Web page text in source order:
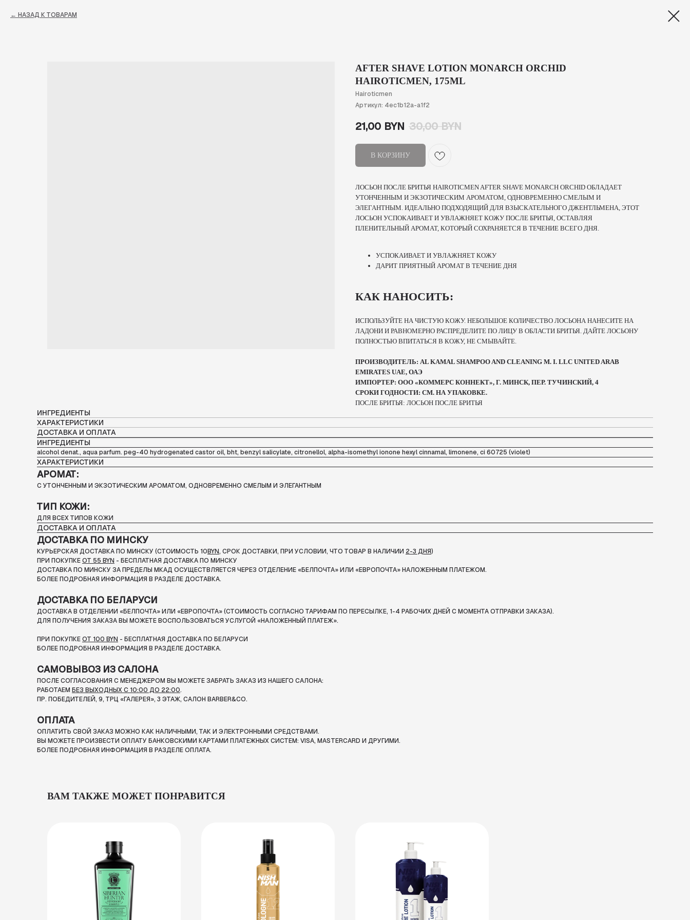
НАЗАД К ТОВАРАМ
AFTER SHAVE LOTION MONARCH ORCHID
HAIROTICMEN, 175ML
Hairoticmen
Артикул: 4ec1b12a-a1f2
21,00 BYN 30,00 BYN
В КОРЗИНУ
ЛОСЬОН ПОСЛЕ БРИТЬЯ HAIROTICMEN AFTER SHAVE MONARCH ORCHID ОБЛАДАЕТ
УТОНЧЕННЫМ И ЭКЗОТИЧЕСКИМ АРОМАТОМ, ОДНОВРЕМЕННО СМЕЛЫМ И
ЭЛЕГАНТНЫМ. ИДЕАЛЬНО ПОДХОДЯЩИЙ ДЛЯ ВЗЫСКАТЕЛЬНОГО ДЖЕНТЛЬМЕНА, ЭТОТ
ЛОСЬОН УСПОКАИВАЕТ И УВЛАЖНЯЕТ КОЖУ ПОСЛЕ БРИТЬЯ, ОСТАВЛЯЯ
ПЛЕНИТЕЛЬНЫЙ АРОМАТ, КОТОРЫЙ СОХРАНЯЕТСЯ В ТЕЧЕНИЕ ВСЕГО ДНЯ.
УСПОКАИВАЕТ И УВЛАЖНЯЕТ КОЖУ
ДАРИТ ПРИЯТНЫЙ АРОМАТ В ТЕЧЕНИЕ ДНЯ
КАК НАНОСИТЬ:
ИСПОЛЬЗУЙТЕ НА ЧИСТУЮ КОЖУ. НЕБОЛЬШОЕ КОЛИЧЕСТВО ЛОСЬОНА НАНЕСИТЕ НА
ЛАДОНИ И РАВНОМЕРНО РАСПРЕДЕЛИТЕ ПО ЛИЦУ В ОБЛАСТИ БРИТЬЯ. ДАЙТЕ ЛОСЬОНУ
ПОЛНОСТЬЮ ВПИТАТЬСЯ В КОЖУ, НЕ СМЫВАЙТЕ.
ПРОИЗВОДИТЕЛЬ: AL KAMAL SHAMPOO AND CLEANING M. I. LLC UNITED ARAB
EMIRATES UAE, ОАЭ
ИМПОРТЕР: ООО «КОММЕРС КОННЕКТ», Г. МИНСК, ПЕР. ТУЧИНСКИЙ, 4
СРОКИ ГОДНОСТИ: СМ. НА УПАКОВКЕ.
ПОСЛЕ БРИТЬЯ: ЛОСЬОН ПОСЛЕ БРИТЬЯ
ИНГРЕДИЕНТЫ
ХАРАКТЕРИСТИКИ
ДОСТАВКА И ОПЛАТА
ИНГРЕДИЕНТЫ
alcohol denat., aqua parfum. peg-40 hydrogenated castor oil, bht, benzyl salicylate, citronellol, alpha-isomethyl ionone hexyl cinnamal, limonene, ci 60725 (violet)
ХАРАКТЕРИСТИКИ
АРОМАТ:
С УТОНЧЕННЫМ И ЭКЗОТИЧЕСКИМ АРОМАТОМ, ОДНОВРЕМЕННО СМЕЛЫМ И ЭЛЕГАНТНЫМ
ТИП КОЖИ:
ДЛЯ ВСЕХ ТИПОВ КОЖИ
ДОСТАВКА И ОПЛАТА
ДОСТАВКА ПО МИНСКУ
КУРЬЕРСКАЯ ДОСТАВКА ПО МИНСКУ (СТОИМОСТЬ 10BYN, СРОК ДОСТАВКИ, ПРИ УСЛОВИИ, ЧТО ТОВАР В НАЛИЧИИ 2-3 ДНЯ)
ПРИ ПОКУПКЕОТ 55 BYN - БЕСПЛАТНАЯ ДОСТАВКА ПО МИНСКУ
ДОСТАВКА ПО МИНСКУ ЗА ПРЕДЕЛЫ МКАД ОСУЩЕСТВЛЯЕТСЯ ЧЕРЕЗ ОТДЕЛЕНИЕ «БЕЛПОЧТА»ИЛИ «ЕВРОПОЧТА» НАЛОЖЕННЫМ ПЛАТЕЖОМ.
БОЛЕЕ ПОДРОБНАЯ ИНФОРМАЦИЯ В РАЗДЕЛЕ ДОСТАВКА.
ДОСТАВКА ПО БЕЛАРУСИ
ДОСТАВКА В ОТДЕЛЕНИИ «БЕЛПОЧТА» ИЛИ «ЕВРОПОЧТА» (СТОИМОСТЬ СОГЛАСНО ТАРИФАМ ПО ПЕРЕСЫЛКЕ, 1-4 РАБОЧИХ ДНЕЙ С МОМЕНТА ОТПРАВКИ ЗАКАЗА).
ДЛЯ ПОЛУЧЕНИЯ ЗАКАЗА ВЫ МОЖЕТЕ ВОСПОЛЬЗОВАТЬСЯ УСЛУГОЙ «НАЛОЖЕННЫЙ ПЛАТЕЖ».
ПРИ ПОКУПКЕОТ 100 BYN - БЕСПЛАТНАЯ ДОСТАВКА ПО БЕЛАРУСИ
БОЛЕЕ ПОДРОБНАЯ ИНФОРМАЦИЯ В РАЗДЕЛЕ ДОСТАВКА.
САМОВЫВОЗ ИЗ САЛОНА
ПОСЛЕ СОГЛАСОВАНИЯ С МЕНЕДЖЕРОМ ВЫ МОЖЕТЕ ЗАБРАТЬ ЗАКАЗ ИЗ НАШЕГО САЛОНА:
РАБОТАЕМ БЕЗ ВЫХОДНЫХ С 10:00 ДО 22:00.
ПР. ПОБЕДИТЕЛЕЙ, 9, ТРЦ «ГАЛЕРЕЯ», 3 ЭТАЖ, САЛОН BARBER&CO.
ОПЛАТА
ОПЛАТИТЬ СВОЙ ЗАКАЗ МОЖНО КАК НАЛИЧНЫМИ, ТАК И ЭЛЕКТРОННЫМИ СРЕДСТВАМИ.
ВЫ МОЖЕТЕ ПРОИЗВЕСТИ ОПЛАТУ БАНКОВСКИМИ КАРТАМИ ПЛАТЕЖНЫХ СИСТЕМ: VISA, MASTERCARD И ДРУГИМИ.
БОЛЕЕ ПОДРОБНАЯ ИНФОРМАЦИЯ В РАЗДЕЛЕ ОПЛАТА.
ВАМ ТАКЖЕ МОЖЕТ ПОНРАВИТСЯ